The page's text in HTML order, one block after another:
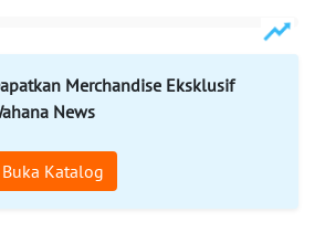
Merchandise Eksklusif
News
Buka Katalog